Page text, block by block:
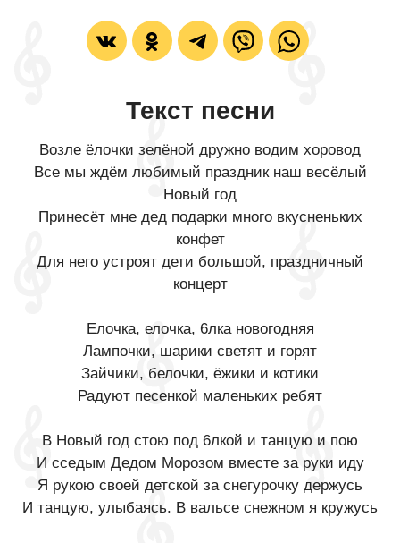
Текст песни
Возле ёлочки зелёной дружно водим хоровод
Все мы ждём любимый праздник наш весёлый
Новый год
Принесёт мне дед подарки много вкусненьких
конфет
Для него устроят дети большой, праздничный
концерт
Елочка, елочка, 6лка новогодняя
Лампочки, шарики светят и горят
Зайчики, белочки, ёжики и котики
Радуют песенкой маленьких ребят
В Новый год стою под 6лкой и танцую и пою
И сседым Дедом Морозом вместе за руки иду
Я рукою своей детской за снегурочку держусь
И танцую, улыбаясь. В вальсе снежном я кружусь